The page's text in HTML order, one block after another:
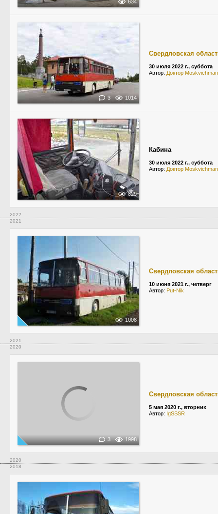
634
3 1014
Свердловская
30 июля 2022 г., суббота
Автор: Доктор Moskvichman
829
Кабина
30 июля 2022 г., суббота
Автор: Доктор Moskvichman
2022
2021
1008
Свердловская
10 июня 2021 г., четверг
Автор: Put-Nik
2021
2020
3 1998
Свердловская
5 мая 2020 г., вторник
Автор: IgSSSR
2020
2018